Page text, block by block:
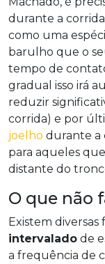
durante a
como uma
barulho que o
tempo de
gradual isso irá
reduzir
corrida) e por
joelho durante a
para aqueles
distante do
O que não
Existem diversas
intervalado de
a frequência de